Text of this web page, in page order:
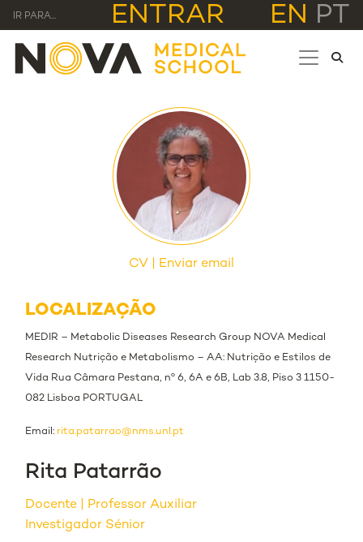
IR PARA... ENTRAR EN PT
CV Enviar email
LOCALIZAÇÃO
MEDIR – Metabolic Diseases Research Group NOVA Medical
Research Nutrição e Metabolismo – AA: Nutrição e Estilos de
Vida Rua Câmara Pestana, nº 6, 6A e 6B, Lab 3.8, Piso 3 1150-
082 Lisboa PORTUGAL
Email: rita.patarrao@nms.unl.pt
Rita Patarrão
Docente
Professor Auxiliar
Investigador Sénior